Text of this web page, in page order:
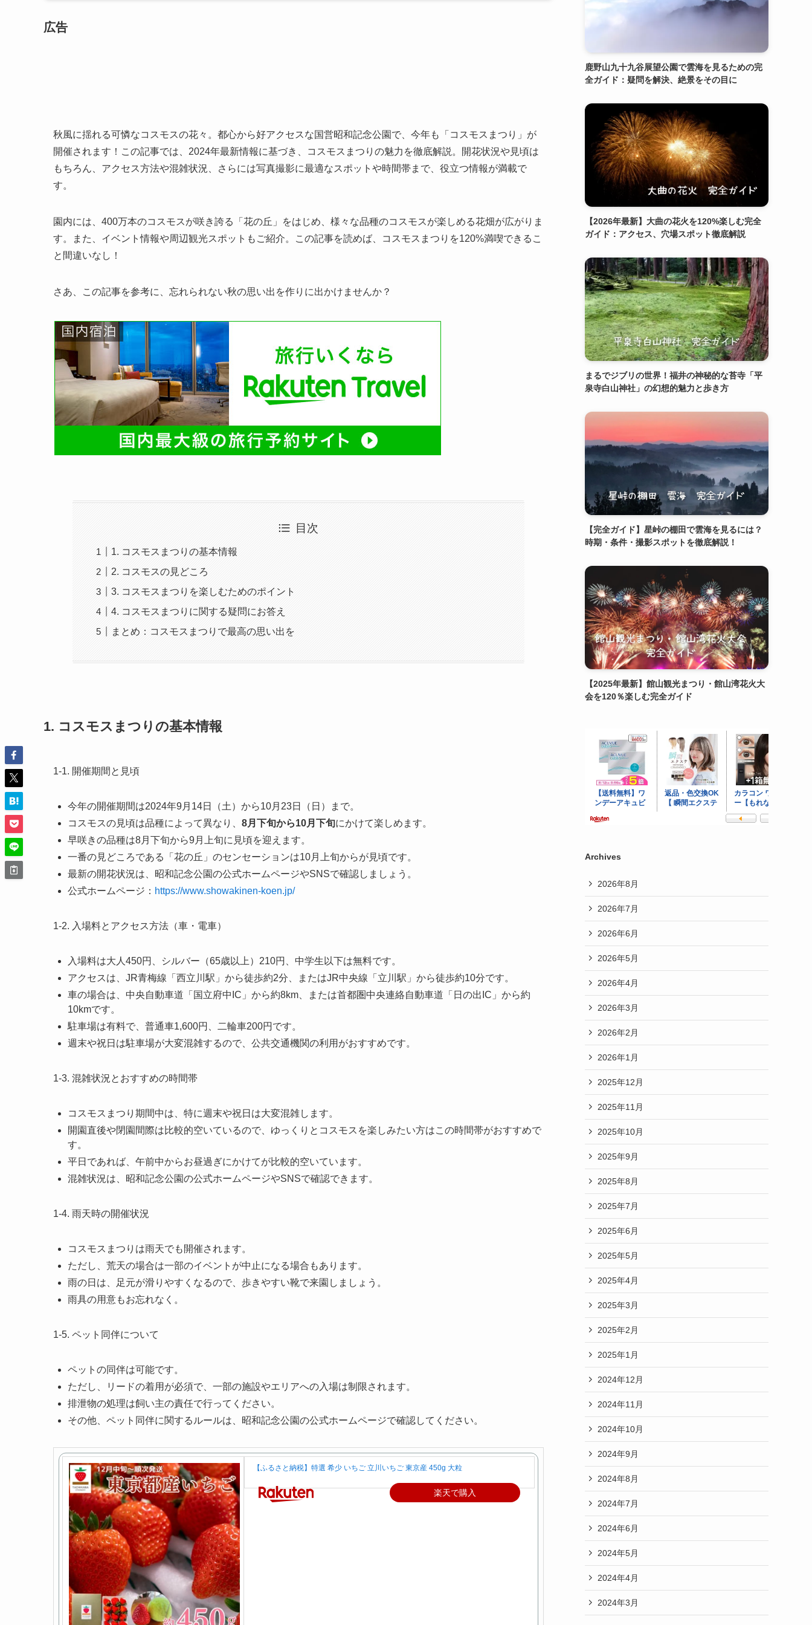
広告
秋風に揺れる可憐なコスモスの花々。都心から好アクセスな国営昭和記念公園で、今年も「コスモスまつり」が
開催されます！この記事では、2024年最新情報に基づき、コスモスまつりの魅力を徹底解説。開花状況や見頃は
もちろん、アクセス方法や混雑状況、さらには写真撮影に最適なスポットや時間帯まで、役立つ情報が満載で
す。
園内には、400万本のコスモスが咲き誇る「花の丘」をはじめ、様々な品種のコスモスが楽しめる花畑が広がりま
す。また、イベント情報や周辺観光スポットもご紹介。この記事を読めば、コスモスまつりを120%満喫できるこ
と間違いなし！
さあ、この記事を参考に、忘れられない秋の思い出を作りに出かけませんか？
目次
1. コスモスまつりの基本情報
2. コスモスの見どころ
3. コスモスまつりを楽しむためのポイント
4. コスモスまつりに関する疑問にお答え
まとめ：コスモスまつりで最高の思い出を
1. コスモスまつりの基本情報
1-1. 開催期間と見頃
今年の開催期間は2024年9月14日（土）から10月23日（日）まで。
コスモスの見頃は品種によって異なり、 8月下旬から10月下旬にかけて楽しめます。
早咲きの品種は8月下旬から9月上旬に見頃を迎えます。
一番の見どころである「花の丘」のセンセーションは10月上旬からが見頃です。
最新の開花状況は、昭和記念公園の公式ホームページやSNSで確認しましょう。
公式ホームページ： https://www.showakinen-koen.jp/
1-2. 入場料とアクセス方法（車・電車）
入場料は大人450円、シルバー（65歳以上）210円、中学生以下は無料です。
アクセスは、JR青梅線「西立川駅」から徒歩約2分、またはJR中央線「立川駅」から徒歩約10分です。
車の場合は、中央自動車道「国立府中IC」から約8km、または首都圏中央連絡自動車道「日の出IC」から約
10kmです。
駐車場は有料で、普通車1,600円、二輪車200円です。
週末や祝日は駐車場が大変混雑するので、公共交通機関の利用がおすすめです。
1-3. 混雑状況とおすすめの時間帯
コスモスまつり期間中は、特に週末や祝日は大変混雑します。
開園直後や閉園間際は比較的空いているので、ゆっくりとコスモスを楽しみたい方はこの時間帯がおすすめで
す。
平日であれば、午前中からお昼過ぎにかけてが比較的空いています。
混雑状況は、昭和記念公園の公式ホームページやSNSで確認できます。
1-4. 雨天時の開催状況
コスモスまつりは雨天でも開催されます。
ただし、荒天の場合は一部のイベントが中止になる場合もあります。
雨の日は、足元が滑りやすくなるので、歩きやすい靴で来園しましょう。
雨具の用意もお忘れなく。
1-5. ペット同伴について
ペットの同伴は可能です。
ただし、リードの着用が必須で、一部の施設やエリアへの入場は制限されます。
排泄物の処理は飼い主の責任で行ってください。
その他、ペット同伴に関するルールは、昭和記念公園の公式ホームページで確認してください。
【ふるさと納税】特選 希少 いちご 立川いちご 東京産 450g 大粒
楽天で購入
鹿野山九十九谷展望公園で雲海を見るための完
全ガイド：疑問を解決、絶景をその目に
【2026年最新】大曲の花火を120%楽しむ完全
ガイド：アクセス、穴場スポット徹底解説
まるでジブリの世界！福井の神秘的な苔寺「平
泉寺白山神社」の幻想的魅力と歩き方
【完全ガイド】星峠の棚田で雲海を見るには？
時期・条件・撮影スポットを徹底解説！
【2025年最新】館山観光まつり・館山湾花火大
会を120％楽しむ完全ガイド
Archives
2026年8月
2026年7月
2026年6月
2026年5月
2026年4月
2026年3月
2026年2月
2026年1月
2025年12月
2025年11月
2025年10月
2025年9月
2025年8月
2025年7月
2025年6月
2025年5月
2025年4月
2025年3月
2025年2月
2025年1月
2024年12月
2024年11月
2024年10月
2024年9月
2024年8月
2024年7月
2024年6月
2024年5月
2024年4月
2024年3月